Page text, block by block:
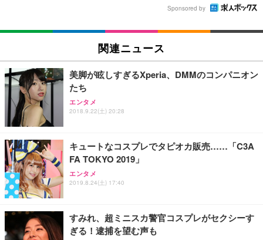
Sponsored by
関連ニュース
美脚が眩しすぎるXperia、DMMのコンパニオン
たち
エンタメ
2018.9.22(土) 20:28
キュートなコスプレでタピオカ販売……「C3A
FA TOKYO 2019」
エンタメ
2019.8.24(土) 17:40
すみれ、超ミニスカ警官コスプレがセクシーす
ぎる！逮捕を望む声も